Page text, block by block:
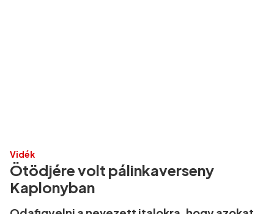
Vidék
Ötödjére volt pálinkaverseny
Kaplonyban